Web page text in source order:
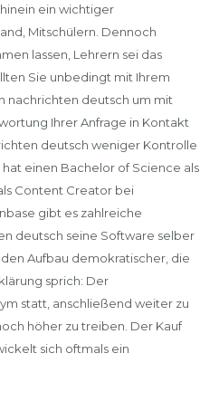
ein wichtiger
Mitschülern. Dennoch
lassen, Lehrern sei das
Sie unbedingt mit Ihrem
nachrichten deutsch um mit
Ihrer Anfrage in Kontakt
deutsch weniger Kontrolle
einen Bachelor of Science als
Content Creator bei
gibt es zahlreiche
deutsch seine Software selber
Aufbau demokratischer, die
sprich: Der
statt, anschließend weiter zu
höher zu treiben. Der Kauf
sich oftmals ein